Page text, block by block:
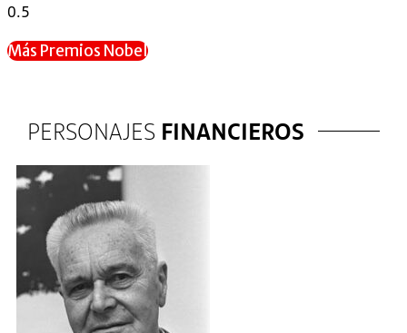
Más Premios Nobel
PERSONAJES FINANCIEROS